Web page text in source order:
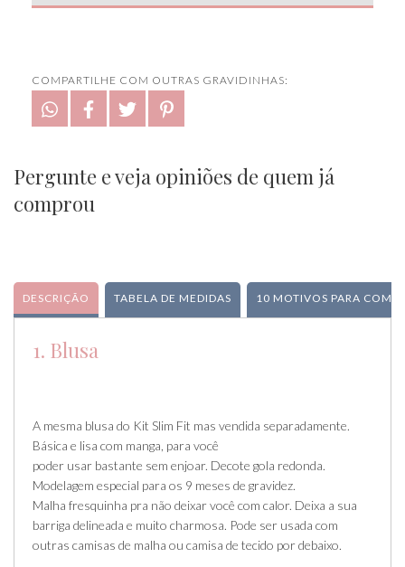
COMPARTILHE COM OUTRAS GRAVIDINHAS:
Pergunte e veja opiniões de quem já
comprou
DESCRIÇÃO TABELA DE MEDIDAS 10 MOTIVOS PARA
1. Blusa
A mesma blusa do Kit Slim Fit mas vendida separadamente.
Básica e lisa com manga, para você
poder usar bastante sem enjoar. Decote gola redonda.
Modelagem especial para os 9 meses de gravidez.
Malha fresquinha pra não deixar você com calor. Deixa a sua
barriga delineada e muito charmosa. Pode ser usada com
outras camisas de malha ou camisa de tecido por debaixo.